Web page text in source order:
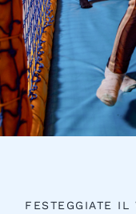
FESTEGGIATE IL